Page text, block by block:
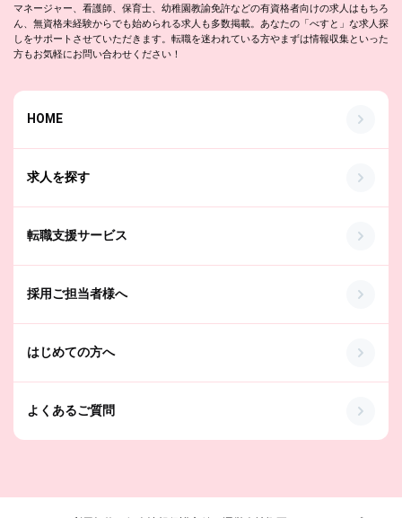
マネージャー、看護師、保育士、幼稚園教諭免許などの有資格者向けの求人はもちろ
ん、無資格未経験からでも始められる求人も多数掲載。あなたの「べすと」な求人探
しをサポートさせていただきます。転職を迷われている方やまずは情報収集といった
方もお気軽にお問い合わせください！
HOME
求人を探す
転職支援サービス
採用ご担当者様へ
はじめての方へ
よくあるご質問